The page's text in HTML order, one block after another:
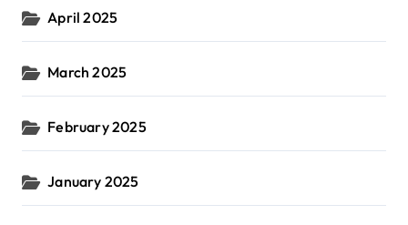
April 2025
March 2025
February 2025
January 2025